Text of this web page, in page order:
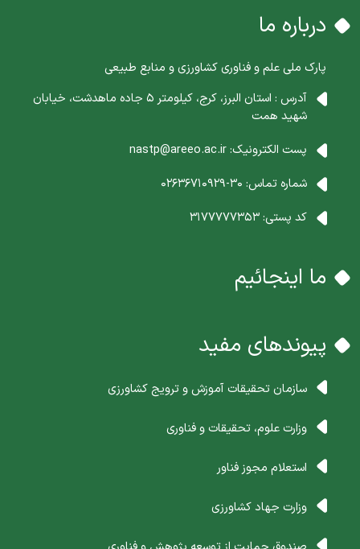
درباره ما
پارک ملی علم و فناوری کشاورزی و منابع طبیعی
آدرس : استان البرز، کرج، کیلومتر 5 جاده ماهدشت، خیابان
شهید همت
پست الکترونیک:nastp@areeo.ac.ir
شماره تماس: 30-02636710929
کد پستی:3177777353
ما اینجائیم
پیوندهای مفید
سازمان تحقیقات آموزش و ترویج کشاورزی
وزارت علوم، تحقیقات و فناوری
استعلام مجوز فناور
وزارت جهاد کشاورزی